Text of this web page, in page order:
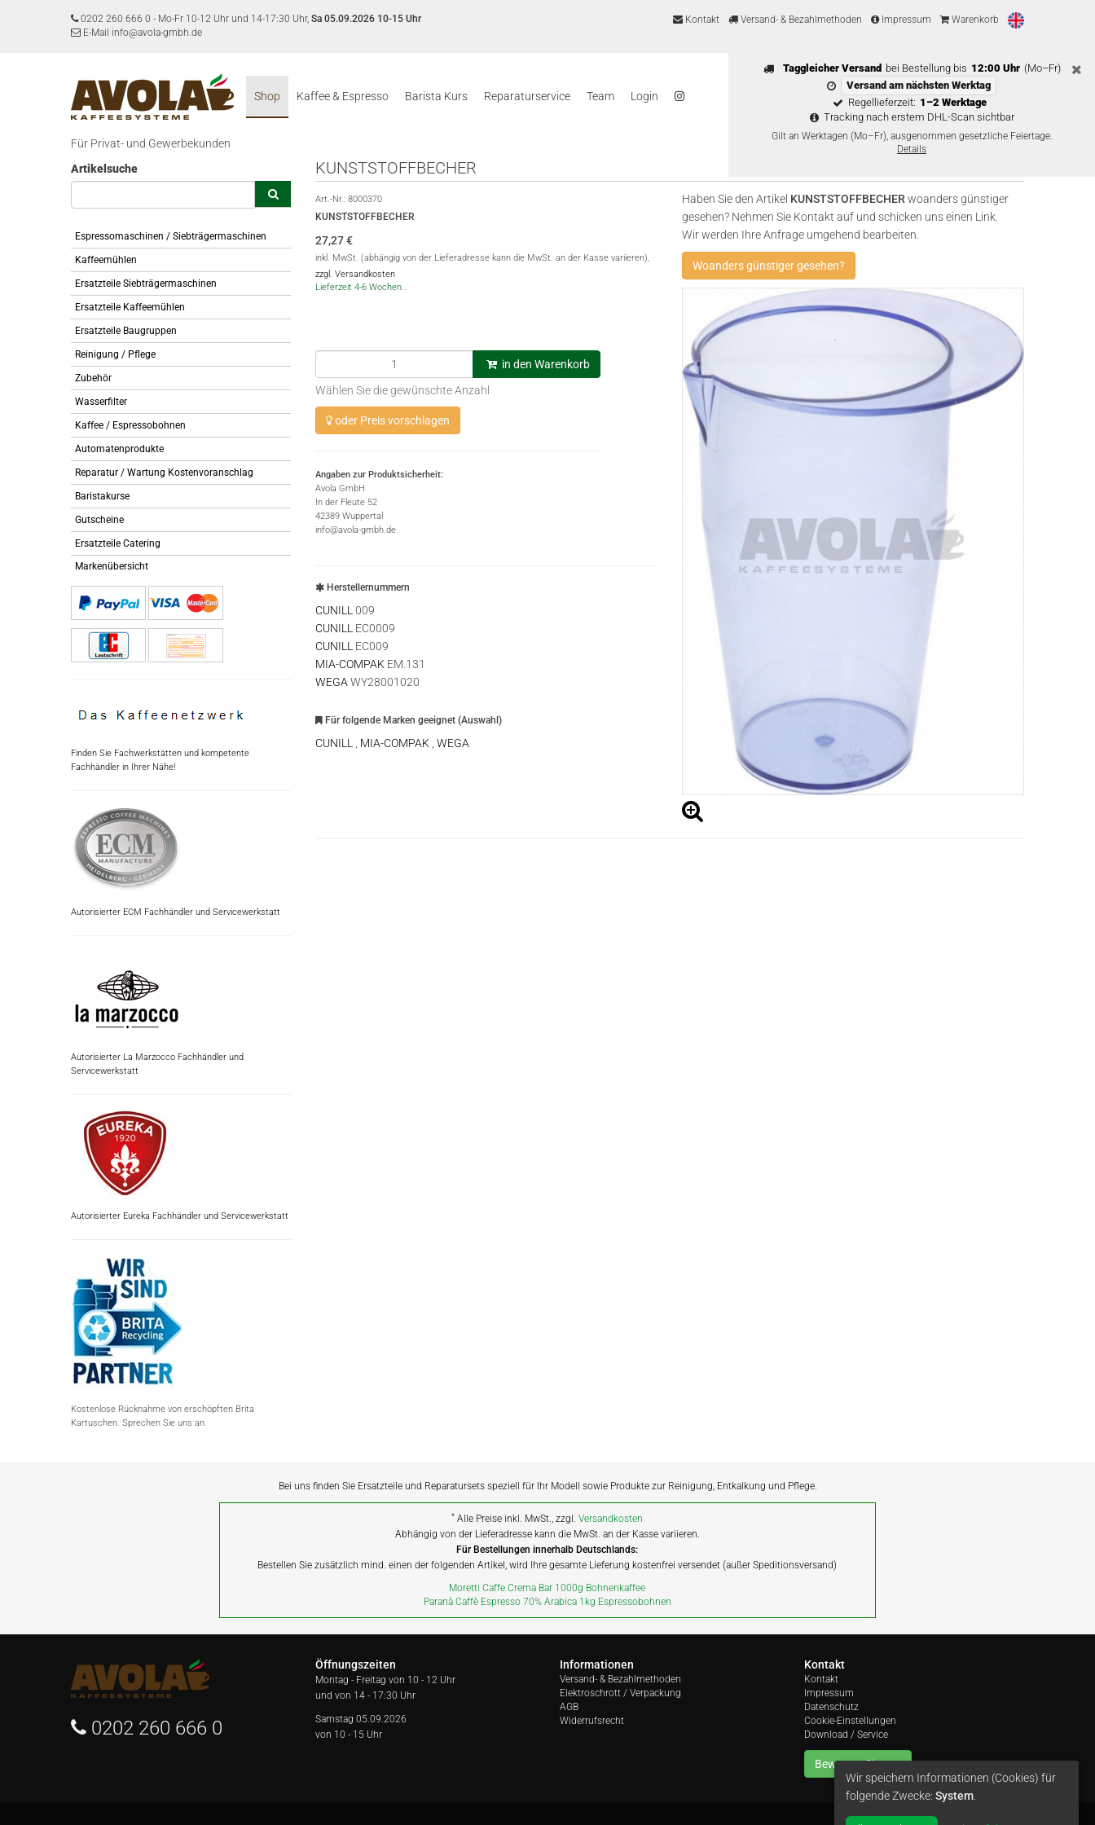
0202 260 666 0 - Mo-Fr 10-12 Uhr und 14-17:30 Uhr, Sa 05.09.2026 10-15 Uhr
E-Mail info@avola-gmbh.de
Kontakt Versand- & Bezahlmethoden Impressum Warenkorb
Taggleicher Versand bei Bestellung bis 12:00 Uhr (Mo–Fr)
Versand am nächsten Werktag
Regellieferzeit: 1–2 Werktage
Tracking nach erstem DHL-Scan sichtbar
Gilt an Werktagen (Mo–Fr), ausgenommen gesetzliche Feiertage.
Details
Shop Kaffee & Espresso Barista Kurs Reparaturservice Team Login
Für Privat- und Gewerbekunden
Artikelsuche
Espressomaschinen / Siebträgermaschinen
Kaffeemühlen
Ersatzteile Siebträgermaschinen
Ersatzteile Kaffeemühlen
Ersatzteile Baugruppen
Reinigung / Pflege
Zubehör
Wasserfilter
Kaffee / Espressobohnen
Automatenprodukte
Reparatur / Wartung Kostenvoranschlag
Baristakurse
Gutscheine
Ersatzteile Catering
Markenübersicht
Finden Sie Fachwerkstätten und kompetente
Fachhändler in Ihrer Nähe!
Autorisierter ECM Fachhändler und Servicewerkstatt
Autorisierter La Marzocco Fachhändler und
Servicewerkstatt
Autorisierter Eureka Fachhändler und Servicewerkstatt
Kostenlose Rücknahme von erschöpften Brita
Kartuschen. Sprechen Sie uns an.
KUNSTSTOFFBECHER
Art.-Nr.: 8000370
KUNSTSTOFFBECHER
27,27€
inkl. MwSt. (abhängig von der Lieferadresse kann die MwSt. an der Kasse variieren),
zzgl. Versandkosten
Lieferzeit 4-6 Wochen..
in den Warenkorb
Wählen Sie die gewünschte Anzahl
oder Preis vorschlagen
Angaben zur Produktsicherheit:
Avola GmbH
In der Fleute 52
42389 Wuppertal
info@avola-gmbh.de
Herstellernummern
CUNILL 009
CUNILL EC0009
CUNILL EC009
MIA-COMPAK EM.131
WEGA WY28001020
Für folgende Marken geeignet (Auswahl)
CUNILL MIA-COMPAK WEGA
Haben Sie den Artikel KUNSTSTOFFBECHER woanders günstiger
gesehen? Nehmen Sie Kontakt auf und schicken uns einen Link.
Wir werden Ihre Anfrage umgehend bearbeiten.
Woanders günstiger gesehen?
Bei uns finden Sie Ersatzteile und Reparatursets speziell für Ihr Modell sowie Produkte zur Reinigung, Entkalkung und Pflege.
* Alle Preise inkl. MwSt., zzgl.Versandkosten
Abhängig von der Lieferadresse kann die MwSt. an der Kasse variieren.
Für Bestellungen innerhalb Deutschlands:
Bestellen Sie zusätzlich mind. einen der folgenden Artikel, wird Ihre gesamte Lieferung kostenfrei versendet (außer Speditionsversand)
Moretti Caffe Crema Bar 1000g Bohnenkaffee
Paranà Caffè Espresso 70% Arabica 1kg Espressobohnen
0202 260 666 0
Öffnungszeiten
Montag - Freitag von 10 - 12 Uhr
und von 14 - 17:30 Uhr
Samstag 05.09.2026
von 10 - 15 Uhr
Informationen
Versand- & Bezahlmethoden
Elektroschrott / Verpackung
AGB
Widerrufsrecht
Kontakt
Kontakt
Impressum
Datenschutz
Cookie-Einstellungen
Download / Service
Bewerten Sie uns
Wir speichern Informationen (Cookies) für
folgende Zwecke: System